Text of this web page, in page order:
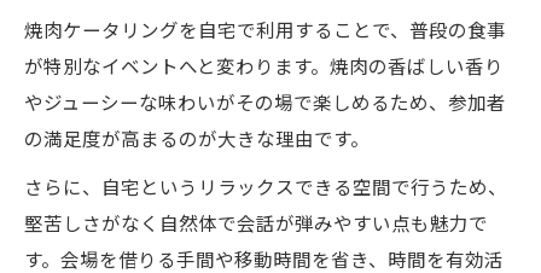
焼肉ケータリングで少人数会食が叶うポイ
京都ケータリング少人数向け焼肉プランの
特徴
ケータリング京都自宅利用で焼肉を楽しむ
方法
焼肉ケータリングを自宅で利用することで、普段の食事
が特別なイベントへと変わります。焼肉の香ばしい香り
やジューシーな味わいがその場で楽しめるため、参加者
の満足度が高まるのが大きな理由です。
さらに、自宅というリラックスできる空間で行うため、
堅苦しさがなく自然体で会話が弾みやすい点も魅力で
す。会場を借りる手間や移動時間を省き、時間を有効活